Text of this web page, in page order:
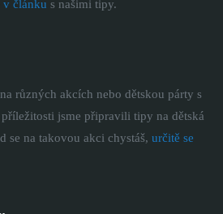
v článku s našimi tipy.
různých akcích nebo dětskou párty s
jsme připravili tipy na dětská
se na takovou akci chystáš, určitě se